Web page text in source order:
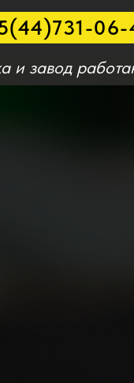
06-
завод